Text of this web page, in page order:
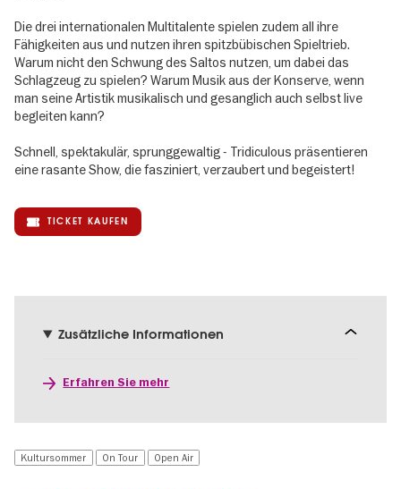
Die drei internationalen Multitalente spielen zudem all ihre
Fähigkeiten aus und nutzen ihren spitzbübischen Spieltrieb.
Warum nicht den Schwung des Saltos nutzen, um dabei das
Schlagzeug zu spielen? Warum Musik aus der Konserve, wenn
man seine Artistik musikalisch und gesanglich auch selbst live
begleiten kann?
Schnell, spektakulär, sprunggewaltig - Tridiculous präsentieren
eine rasante Show, die fasziniert, verzaubert und begeistert!
TICKET KAUFEN
Zusätzliche Informationen
Erfahren Sie mehr
Kultursommer On Tour Open Air